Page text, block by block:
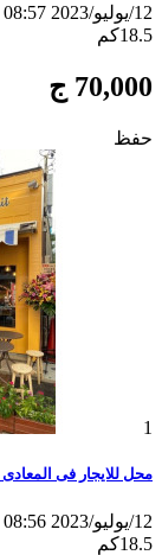
12/يوليو/2023 08:57
18.5كم
70,000 ج
حفظ
1
محل للايجار فى المعادى
12/يوليو/2023 08:56
18.5كم